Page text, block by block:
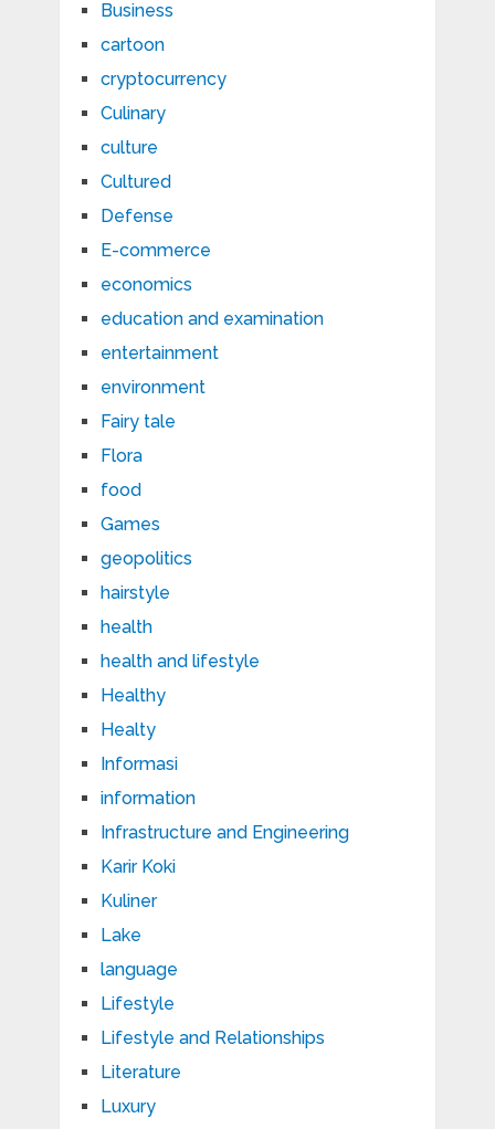
Business
cartoon
cryptocurrency
Culinary
culture
Cultured
Defense
E-commerce
economics
education and examination
entertainment
environment
Fairy tale
Flora
food
Games
geopolitics
hairstyle
health
health and lifestyle
Healthy
Healty
Informasi
information
Infrastructure and Engineering
Karir Koki
Kuliner
Lake
language
Lifestyle
Lifestyle and Relationships
Literature
Luxury